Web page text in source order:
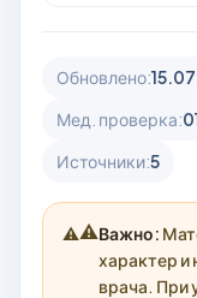
Обновлено:
Мед. проверка:
Источники:5
⚠️Важно:
характер и
врача. При